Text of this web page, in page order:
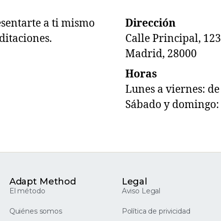
a ti mismo
Dirección
Calle Principal, 123
Madrid, 28000
Horas
Lunes a viernes:
Sábado y
Adapt Method
El método
Quiénes somos
Legal
Aviso Legal
Política de privicidad